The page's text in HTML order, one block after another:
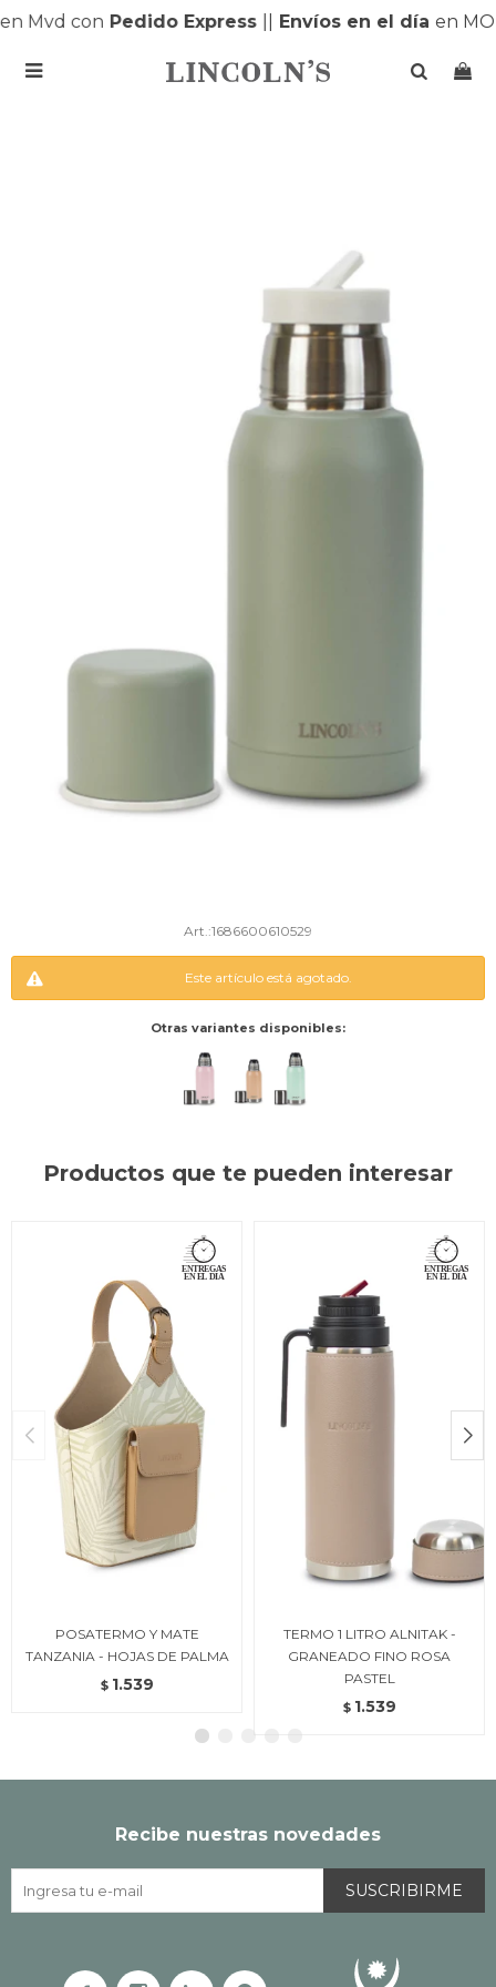
Mvd conPedido Express| Envíos en el díaen

1686600610529
Este artículo está agotado.
Otras variantes disponibles:
Productos que te pueden interesar
POSATERMO Y MATE
TANZANIA - HOJAS DE PALMA
$ 1.539
TERMO 1 LITRO ALNITAK -
GRANEADO FINO ROSA
PASTEL
$ 1.539
Recibe nuestras novedades
SUSCRIBIRME